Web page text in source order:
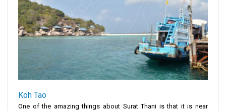
Koh Tao
One of the amazing things about Surat Thani is that it is near